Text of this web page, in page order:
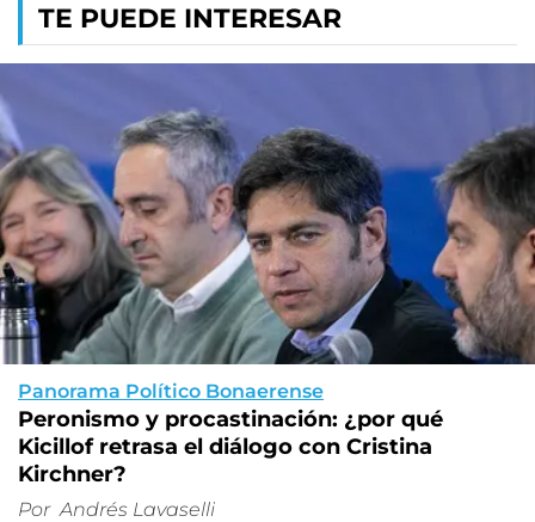
TE PUEDE INTERESAR
Panorama Político Bonaerense
Peronismo y procastinación: ¿por qué
Kicillof retrasa el diálogo con Cristina
Kirchner?
Por Andrés Lavaselli